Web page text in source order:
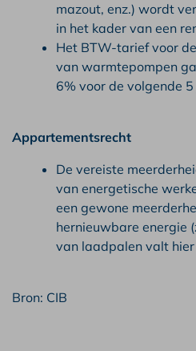
mazout, enz.) wordt
in het kader van een
Het BTW-tarief voor
van warmtepompen
6% voor de volgende
Appartementsrecht
De vereiste
van energetische
een gewone
hernieuwbare energie
van laadpalen valt hier
Bron: CIB